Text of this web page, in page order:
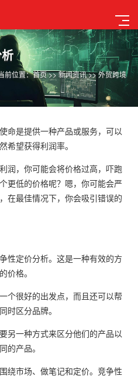
前位置：首页>>新闻资讯>>外贸跨境
命是提供一种产品或服务，可以
希望获得利润率。
润，你可能会将价格过高，吓跑
更低的价格呢？嗯，你可能会严
在最佳情况下，你会吸引错误的
性定价分析。这是一种有效的方
价格。
个很好的出发点，而且还可以帮
时区分品牌。
另一种方式来区分他们的产品以
的产品。
绕市场、做笔记和定价。竞争性